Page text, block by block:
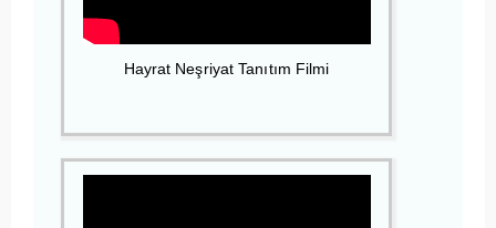
Hayrat Neşriyat Tanıtım Filmi